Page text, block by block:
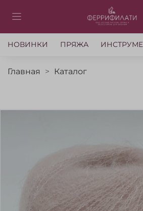
НОВИНКИ ПРЯЖА
Главная Каталог